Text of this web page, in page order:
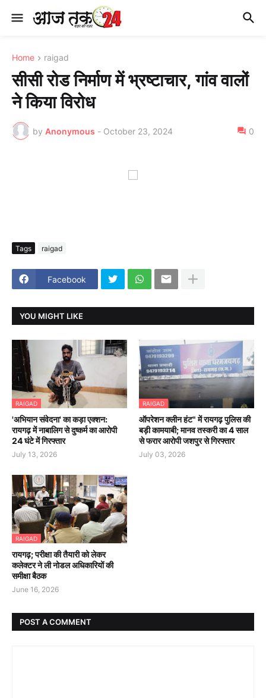
Home raigad
सीसी रोड निर्माण में भ्रष्टाचार, गांव वालों
ने किया विरोध
by Anonymous - October 23, 2024 0
Tags raigad
Facebook
YOU MIGHT LIKE
RAIGAD
'अभियान संवेदना' का कड़ा एक्शन:
रायगढ़ में नाबालिग से दुष्कर्म का आरोपी
24 घंटे में गिरफ्तार
July 13, 2026
RAIGAD
ऑपरेशन क्लीन हंट" में रायगढ़ पुलिस की
बड़ी कामयाबी; मानव तस्करी का 4 साल
से फरार आरोपी जशपुर से गिरफ्तार
July 03, 2026
RAIGAD
रायगढ़; परीक्षा की तैयारी को लेकर
कलेक्टर ने ली नोडल अधिकारियों की
समीक्षा बैठक
June 16, 2026
POST A COMMENT